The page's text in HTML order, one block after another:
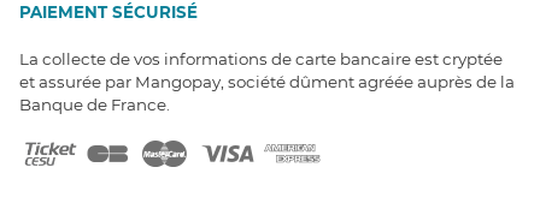
PAIEMENT SÉCURISÉ
La collecte de vos informations de carte bancaire est cryptée
et assurée par Mangopay, société dûment agréée auprès de la
Banque de France.